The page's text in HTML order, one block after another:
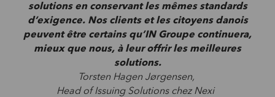
solutions en conservant les mêmes standards
d’exigence. Nos clients et les citoyens danois
peuvent être certains qu’IN Groupe continuera,
mieux que nous, à leur offrir les meilleures
solutions.
Torsten Hagen Jørgensen,
Head of Issuing Solutions chez Nexi